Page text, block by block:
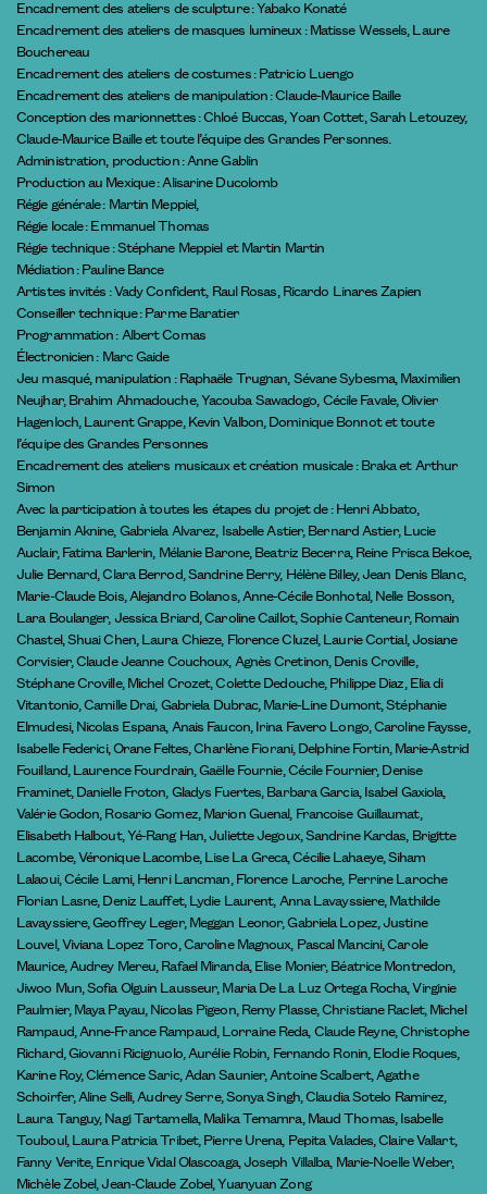
Encadrement des ateliers de sculpture : Yabako Konaté
Encadrement des ateliers de masques lumineux : Matisse Wessels, Laure
Bouchereau
Encadrement des ateliers de costumes : Patricio Luengo
Encadrement des ateliers de manipulation : Claude-Maurice Baille
Conception des marionnettes : Chloé Buccas, Yoan Cottet, Sarah Letouzey,
Claude-Maurice Baille et toute l’équipe des Grandes Personnes.
Administration, production : Anne Gablin
Production au Mexique : Alisarine Ducolomb
Régie générale : Martin Meppiel,
Régie locale : Emmanuel Thomas
Régie technique : Stéphane Meppiel et Martin Martin
Médiation : Pauline Bance
Artistes invités : Vady Confident, Raul Rosas, Ricardo Linares Zapien
Conseiller technique : Parme Baratier
Programmation : Albert Comas
Électronicien : Marc Gaide
Jeu masqué, manipulation : Raphaële Trugnan, Sévane Sybesma, Maximilien
Neujhar, Brahim Ahmadouche, Yacouba Sawadogo, Cécile Favale, Olivier
Hagenloch, Laurent Grappe, Kevin Valbon, Dominique Bonnot et toute
l’équipe des Grandes Personnes
Encadrement des ateliers musicaux et création musicale : Braka et Arthur
Simon
Avec la participation à toutes les étapes du projet de : Henri Abbato,
Benjamin Aknine, Gabriela Alvarez, Isabelle Astier, Bernard Astier, Lucie
Auclair, Fatima Barlerin, Mélanie Barone, Beatriz Becerra, Reine Prisca Bekoe,
Julie Bernard, Clara Berrod, Sandrine Berry, Hélène Billey, Jean Denis Blanc,
Marie-Claude Bois, Alejandro Bolanos, Anne-Cécile Bonhotal, Nelle Bosson,
Lara Boulanger, Jessica Briard, Caroline Caillot, Sophie Canteneur, Romain
Chastel, Shuai Chen, Laura Chieze, Florence Cluzel, Laurie Cortial, Josiane
Corvisier, Claude Jeanne Couchoux, Agnès Cretinon, Denis Croville,
Stéphane Croville, Michel Crozet, Colette Dedouche, Philippe Diaz, Elia di
Vitantonio, Camille Drai, Gabriela Dubrac, Marie-Line Dumont, Stéphanie
Elmudesi, Nicolas Espana, Anais Faucon, Irina Favero Longo, Caroline Faysse,
Isabelle Federici, Orane Feltes, Charlène Fiorani, Delphine Fortin, Marie-Astrid
Fouilland, Laurence Fourdrain, Gaëlle Fournie, Cécile Fournier, Denise
Framinet, Danielle Froton, Gladys Fuertes, Barbara Garcia, Isabel Gaxiola,
Valérie Godon, Rosario Gomez, Marion Guenal, Francoise Guillaumat,
Elisabeth Halbout, Yé-Rang Han, Juliette Jegoux, Sandrine Kardas, Brigitte
Lacombe, Véronique Lacombe, Lise La Greca, Cécilie Lahaeye, Siham
Lalaoui, Cécile Lami, Henri Lancman, Florence Laroche, Perrine Laroche
Florian Lasne, Deniz Lauffet, Lydie Laurent, Anna Lavayssiere, Mathilde
Lavayssiere, Geoffrey Leger, Meggan Leonor, Gabriela Lopez, Justine
Louvel, Viviana Lopez Toro, Caroline Magnoux, Pascal Mancini, Carole
Maurice, Audrey Mereu, Rafael Miranda, Elise Monier, Béatrice Montredon,
Jiwoo Mun, Sofia Olguin Lausseur, Maria De La Luz Ortega Rocha, Virginie
Paulmier, Maya Payau, Nicolas Pigeon, Remy Plasse, Christiane Raclet, Michel
Rampaud, Anne-France Rampaud, Lorraine Reda, Claude Reyne, Christophe
Richard, Giovanni Ricignuolo, Aurélie Robin, Fernando Ronin, Elodie Roques,
Karine Roy, Clémence Saric, Adan Saunier, Antoine Scalbert, Agathe
Schoirfer, Aline Selli, Audrey Serre, Sonya Singh, Claudia Sotelo Ramirez,
Laura Tanguy, Nagi Tartamella, Malika Temamra, Maud Thomas, Isabelle
Touboul, Laura Patricia Tribet, Pierre Urena, Pepita Valades, Claire Vallart,
Fanny Verite, Enrique Vidal Olascoaga, Joseph Villalba, Marie-Noelle Weber,
Michèle Zobel, Jean-Claude Zobel, Yuanyuan Zong